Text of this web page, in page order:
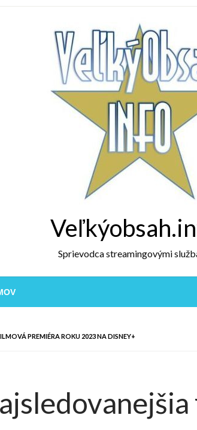
Sprievodca streamingovými
PREMIÉRA ROKU 2023 NA DISNEY+